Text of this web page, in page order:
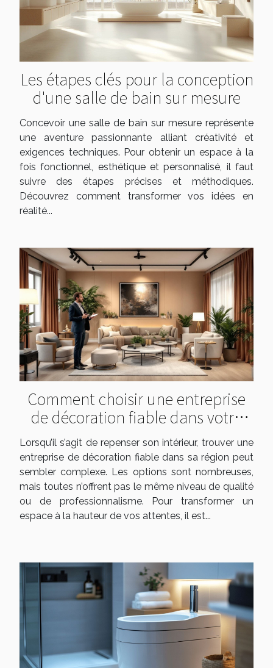
Les étapes clés pour la conception
d'une salle de bain sur mesure
Concevoir une salle de bain sur mesure représente
une aventure passionnante alliant créativité et
exigences techniques. Pour obtenir un espace à la
fois fonctionnel, esthétique et personnalisé, il faut
suivre des étapes précises et méthodiques.
Découvrez comment transformer vos idées en
réalité...
Comment choisir une entreprise
de décoration fiable dans votre
région ?
Lorsqu’il s’agit de repenser son intérieur, trouver une
entreprise de décoration fiable dans sa région peut
sembler complexe. Les options sont nombreuses,
mais toutes n’offrent pas le même niveau de qualité
ou de professionnalisme. Pour transformer un
espace à la hauteur de vos attentes, il est...